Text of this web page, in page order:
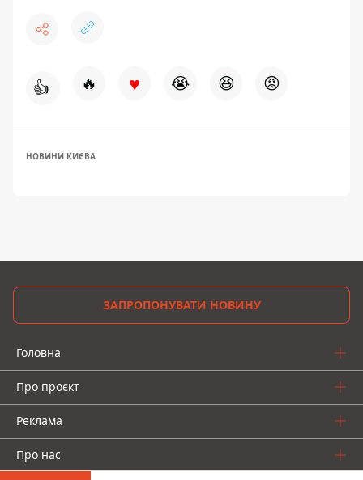
👍 🔥 ♥ 😭 😆 😡
НОВИНИ КИЄВА
ЗАПРОПОНУВАТИ НОВИНУ
Головна
Про проєкт
Реклама
Про нас